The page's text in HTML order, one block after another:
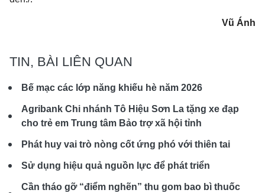
Vũ Ánh
TIN, BÀI LIÊN QUAN
Bế mạc các lớp năng khiếu hè năm 2026
Agribank Chi nhánh Tô Hiệu Sơn La tặng xe đạp
cho trẻ em Trung tâm Bảo trợ xã hội tỉnh
Phát huy vai trò nòng cốt ứng phó với thiên tai
Sử dụng hiệu quả nguồn lực để phát triển
Cần tháo gỡ “điểm nghẽn” thu gom bao bì thuốc